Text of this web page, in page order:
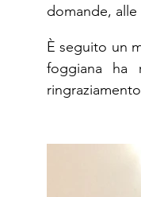
domande,
È seguito un
foggiana ha